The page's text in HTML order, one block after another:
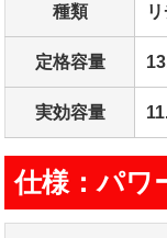
種類
定格容量
実効容量
仕様：パワ